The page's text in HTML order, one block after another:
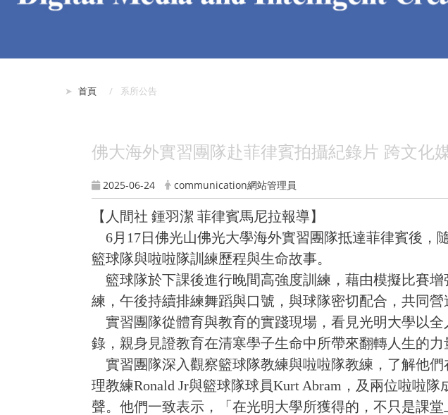
首頁 系所公告
佛大海外實習團隊赴菲律賓拍攝紀錄片 跨文化
2025-06-24 communication網站管理員
【人間社 鍾羽潔 菲律賓馬尼拉報導】
6月17日佛光山佛光大學海外實習團隊抵達菲律賓後，
籃球隊與啦啦隊訓練歷程與生命故事。
籃球隊於下課後進行晚間高強度訓練，藉由模擬比賽
練，午後持續排練舞蹈與口號，與球隊密切配合，共同營
實習團隊從體育與教育的實踐現場，看見光明大學以
錄，親身見證教育在清寒學子生命中所帶來翻轉人生的力
實習團隊深入觀察籃球隊教練與啦啦隊教練，了解他
理教練Ronald Jr與籃球隊球員Kurt Abram，及兩位啦啦隊
聲。他們一致表示，「在光明大學所獲得的，不只是課